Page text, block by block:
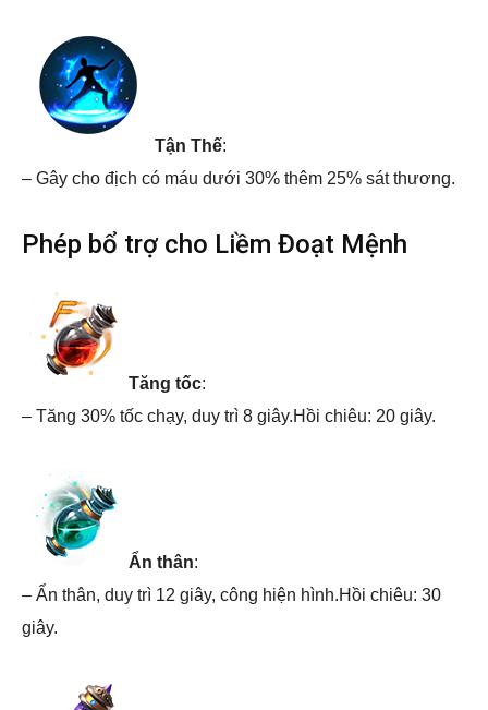
Tận Thế:
– Gây cho địch có máu dưới 30% thêm 25% sát thương.
Phép bổ trợ cho Liềm Đoạt Mệnh
Tăng tốc:
– Tăng 30% tốc chạy, duy trì 8 giây.Hồi chiêu: 20 giây.
Ẩn thân:
– Ẩn thân, duy trì 12 giây, công hiện hình.Hồi chiêu: 30
giây.